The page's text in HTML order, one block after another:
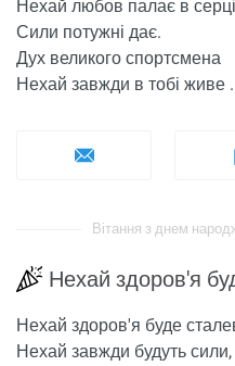
Нехай любов палає в
Сили потужні дає.
Дух великого спортсмена
Нехай завжди в тобі живе .
Вітання з днем
Нехай здоров'я
Нехай здоров'я буде
Нехай завжди будуть сили,